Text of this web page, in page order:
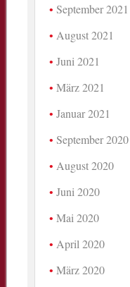
September 2021
August 2021
Juni 2021
März 2021
Januar 2021
September 2020
August 2020
Juni 2020
Mai 2020
April 2020
März 2020